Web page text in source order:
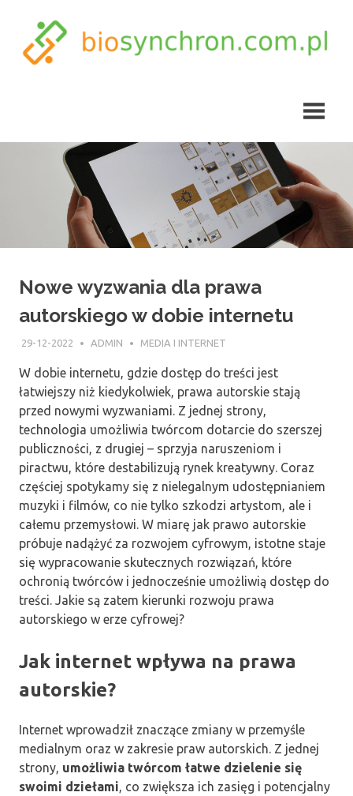
content
Nowe wyzwania dla prawa
autorskiego w dobie internetu
29-12-2022 ADMIN MEDIA I INTERNET
W dobie internetu, gdzie dostęp do treści jest
łatwiejszy niż kiedykolwiek, prawa autorskie stają
przed nowymi wyzwaniami. Z jednej strony,
technologia umożliwia twórcom dotarcie do szerszej
publiczności, z drugiej – sprzyja naruszeniom i
piractwu, które destabilizują rynek kreatywny. Coraz
częściej spotykamy się z nielegalnym udostępnianiem
muzyki i filmów, co nie tylko szkodzi artystom, ale i
całemu przemysłowi. W miarę jak prawo autorskie
próbuje nadążyć za rozwojem cyfrowym, istotne staje
się wypracowanie skutecznych rozwiązań, które
ochronią twórców i jednocześnie umożliwią dostęp do
treści. Jakie są zatem kierunki rozwoju prawa
autorskiego w erze cyfrowej?
Jak internet wpływa na prawa
autorskie?
Internet wprowadził znaczące zmiany w przemyśle
medialnym oraz w zakresie praw autorskich. Z jednej
strony, umożliwia twórcom łatwe dzielenie się
swoimi dziełami , co zwiększa ich zasięg i potencjalny